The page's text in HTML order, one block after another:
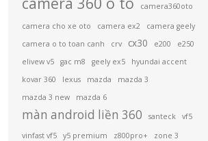
camera360oto
camera cho xe oto camera ex2
camera geely
camera o to toan canh
crv cx30 e200
e250
elivew v5
gac m8 geely ex5
hyundai accent
kovar 360
lexus mazda
mazda 3
mazda 3 new
mazda 6
màn android liền 360 santeck
vf5
vinfast vf5
y5 premium z800pro+ zone 3